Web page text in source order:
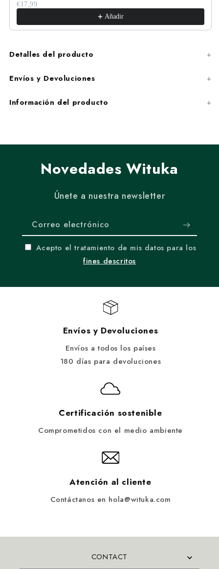
€17,99
Añadir
Detalles del producto
Envíos y Devoluciones
Información del producto
Novedades Wituka
Únete a nuestra newsletter
Correo electrónico
Acepto el tratamiento de mis datos para los
fines descritos
Envíos y Devoluciones
Envíos a todos los países
180 días para devoluciones
Certificación sostenible
Comprometidos con el medio ambiente
Atención al cliente
Contáctanos en hola@wituka.com
CONTACT